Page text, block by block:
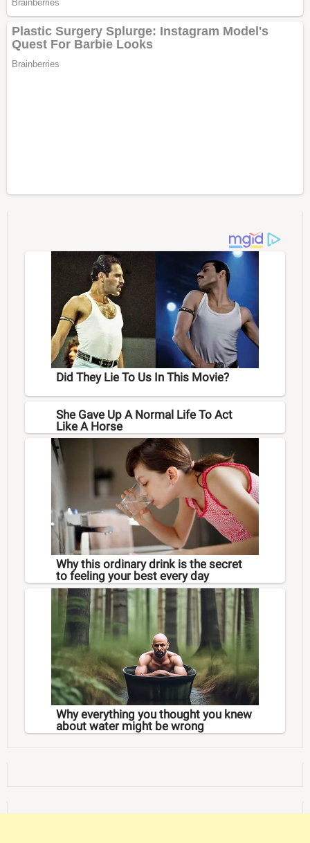
Did They Lie To Us In This Movie?
She Gave Up A Normal Life To Act
Like A Horse
Why this ordinary drink is the secret
to feeling your best every day
Why everything you thought you knew
about water might be wrong